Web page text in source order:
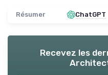
Résumer ChatGPT
Recevez les